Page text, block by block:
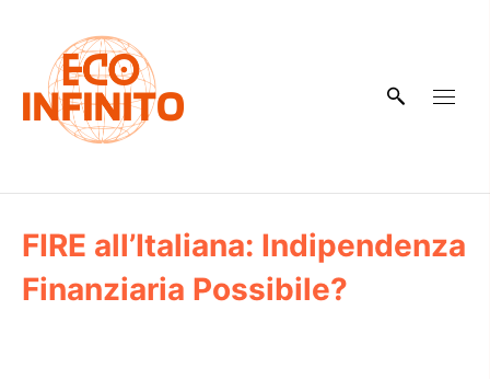
content
FIRE all’Italiana: Indipendenza
Finanziaria Possibile?